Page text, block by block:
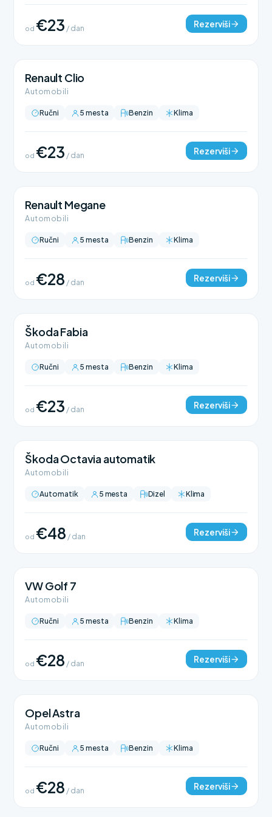
od €23 / dan Rezerviši
Renault Clio
Automobili
Ručni 5 mesta Benzin Klima
od €23 / dan Rezerviši
Renault Megane
Automobili
Ručni 5 mesta Benzin Klima
od €28 / dan Rezerviši
Škoda Fabia
Automobili
Ručni 5 mesta Benzin Klima
od €23 / dan Rezerviši
Škoda Octavia automatik
Automobili
Automatik 5 mesta Dizel Klima
od €48 / dan Rezerviši
VW Golf 7
Automobili
Ručni 5 mesta Benzin Klima
od €28 / dan Rezerviši
Opel Astra
Automobili
Ručni 5 mesta Benzin Klima
od €28 / dan Rezerviši